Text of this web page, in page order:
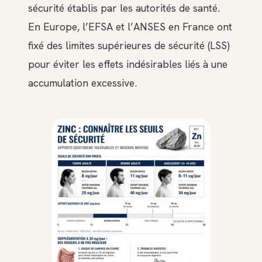
sécurité établis par les autorités de santé.
En Europe, l’EFSA et l’ANSES en France ont
fixé des limites supérieures de sécurité (LSS)
pour éviter les effets indésirables liés à une
accumulation excessive.